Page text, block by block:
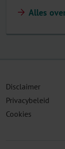
Alles
Disclaimer
Privacybeleid
Cookies